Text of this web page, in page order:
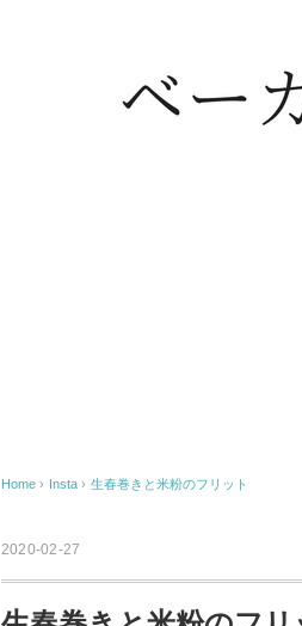
Home › Insta › 生春巻きと米粉のフリット
2020-02-27